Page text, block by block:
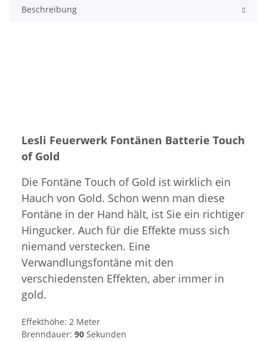
Beschreibung
Lesli Feuerwerk Fontänen Batterie Touch
of Gold
Die Fontäne Touch of Gold ist wirklich ein
Hauch von Gold. Schon wenn man diese
Fontäne in der Hand hält, ist Sie ein richtiger
Hingucker. Auch für die Effekte muss sich
niemand verstecken. Eine
Verwandlungsfontäne mit den
verschiedensten Effekten, aber immer in
gold.
Effekthöhe: 2 Meter
Brenndauer: 90 Sekunden